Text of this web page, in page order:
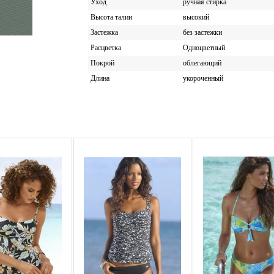
Уход
ручная стирка
Высота талии
высокий
Застежка
без застежки
Расцветка
Одноцветный
Покрой
облегающий
Длина
укороченный